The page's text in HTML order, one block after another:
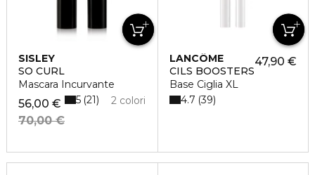
SISLEY
SO CURL
Mascara Incurvante
56,00 €
70,00 €
2 colori
5 21
LANCÔME
CILS BOOSTERS
Base Ciglia XL
47,90 €
4.7 39